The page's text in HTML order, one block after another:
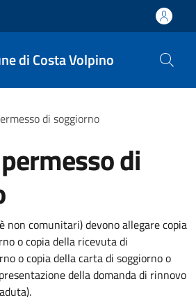
di Costa Volpino
di soggiorno
di
non comunitari) devono allegare copia
o copia della ricevuta di
o copia della carta di soggiorno o
della domanda di rinnovo